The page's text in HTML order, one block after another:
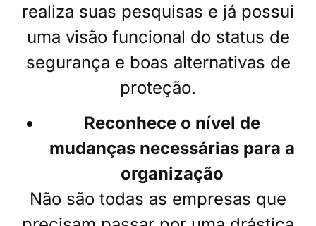
realiza suas pesquisas e já possui
uma visão funcional do status de
segurança e boas alternativas de
proteção.
Reconhece o nível de
mudanças necessárias para a
organização
Não são todas as empresas que